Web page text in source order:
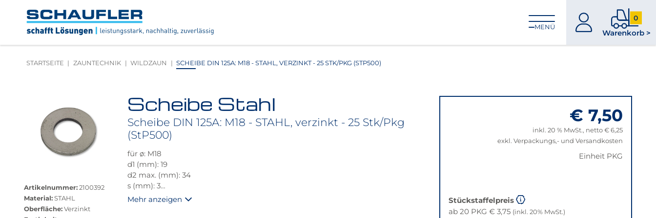
Hauptnavigation
Footernavigation
Logo
verlinkt
zur
MENÜ
zum
0
Warenkorb >
0
im
STARTSEITE ZAUNTECHNIK WILDZAUN SCHEIBE DIN 125A: M18 - STAHL, VERZINKT - 25 STK/PKG (STP500)
überspringen
Artikelnummer:2100392
Material:STAHL
Oberfläche:Verzinkt
Scheibe Stahl
Scheibe DIN 125A: M18 - STAHL, verzinkt - 25 Stk/Pkg
(StP500)
für ø: M18
d1 (mm): 19
d2 max. (mm): 34
s (mm): 3
DIN: 125
Mehr anzeigen
€ 7,50
inkl. 20 % MwSt., netto € 6,25
exkl. Verpackungs,- und Versandkosten
Einheit PKG
Stückstaffelpreis
ab 20 PKG € 3,75 (inkl. 20% MwSt.)